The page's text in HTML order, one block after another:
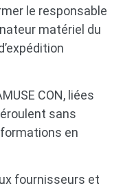
le responsable
matériel du
CON, liées
sans
en
fournisseurs et